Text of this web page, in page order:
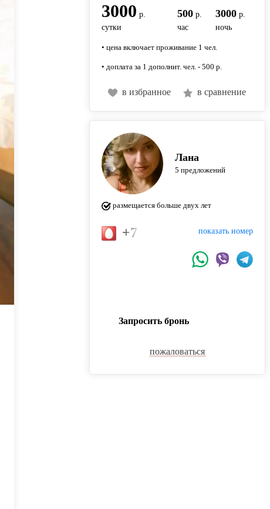
3000 р.
сутки
500 р.
час
3000р.
ночь
• цена включает проживание 1 чел.
• доплата за 1 дополнит. чел. - 500 р.
в избранное в сравнение
Лана
5 предложений
размещается больше двух лет
показать номер
+7 (912) 288-08-02
Запросить бронь
пожаловаться